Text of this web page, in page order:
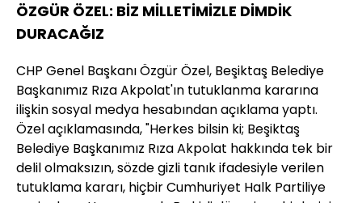
ÖZGÜR ÖZEL: BİZ MİLLETİMİZLE DİMDİK
DURACAĞIZ
CHP Genel Başkanı Özgür Özel, Beşiktaş Belediye
Başkanımız Rıza Akpolat'ın tutuklanma kararına
ilişkin sosyal medya hesabından açıklama yaptı.
Özel açıklamasında, "Herkes bilsin ki; Beşiktaş
Belediye Başkanımız Rıza Akpolat hakkında tek bir
delil olmaksızın, sözde gizli tanık ifadesiyle verilen
tutuklama kararı, hiçbir Cumhuriyet Halk Partiliye